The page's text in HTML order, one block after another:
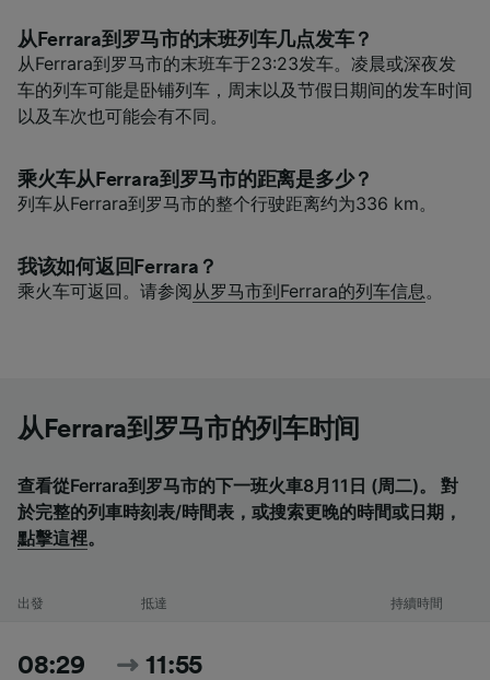
从Ferrara到罗马市的末班列车几点发车？
从Ferrara到罗马市的末班车于23:23发车。凌晨或深夜发
车的列车可能是卧铺列车，周末以及节假日期间的发车时间
以及车次也可能会有不同。
乘火车从Ferrara到罗马市的距离是多少？
列车从Ferrara到罗马市的整个行驶距离约为336 km。
我该如何返回Ferrara？
乘火车可返回。请参阅从罗马市到Ferrara的列车信息 。
从Ferrara到罗马市的列车时间
查看從Ferrara到罗马市的下一班火車8月11日 (周二)。 對
於完整的列車時刻表/時間表，或搜索更晚的時間或日期，
點擊這裡。
出發 抵達 持續時間
08:29 11:55